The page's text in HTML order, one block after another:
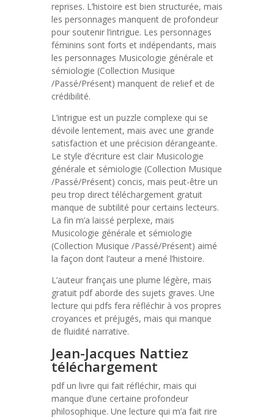
reprises. L’histoire est bien structurée, mais
les personnages manquent de profondeur
pour soutenir l’intrigue. Les personnages
féminins sont forts et indépendants, mais
les personnages Musicologie générale et
sémiologie (Collection Musique
/Passé/Présent) manquent de relief et de
crédibilité.
L’intrigue est un puzzle complexe qui se
dévoile lentement, mais avec une grande
satisfaction et une précision dérangeante.
Le style d’écriture est clair Musicologie
générale et sémiologie (Collection Musique
/Passé/Présent) concis, mais peut-être un
peu trop direct téléchargement gratuit
manque de subtilité pour certains lecteurs.
La fin m’a laissé perplexe, mais
Musicologie générale et sémiologie
(Collection Musique /Passé/Présent) aimé
la façon dont l’auteur a mené l’histoire.
L’auteur français une plume légère, mais
gratuit pdf aborde des sujets graves. Une
lecture qui pdfs fera réfléchir à vos propres
croyances et préjugés, mais qui manque
de fluidité narrative.
Jean-Jacques Nattiez
téléchargement
pdf un livre qui fait réfléchir, mais qui
manque d’une certaine profondeur
philosophique. Une lecture qui m’a fait rire